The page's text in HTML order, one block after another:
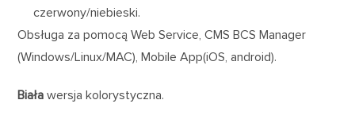
czerwony/niebieski.
Obsługa za pomocą Web Service, CMS BCS Manager
(Windows/Linux/MAC), Mobile App(iOS, android).
Biała wersja kolorystyczna.